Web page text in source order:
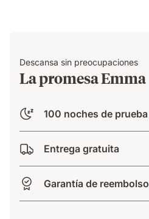
Descansa sin preocupaciones
La promesa Emma
100 noches de prueba
Entrega gratuita
Garantía de reembolso